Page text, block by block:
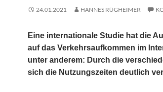
24.01.2021 HANNES RÜGHEIMER
Eine internationale Studie hat die
auf das Verkehrsaufkommen im
unter anderem: Durch die
sich die Nutzungszeiten deutlich